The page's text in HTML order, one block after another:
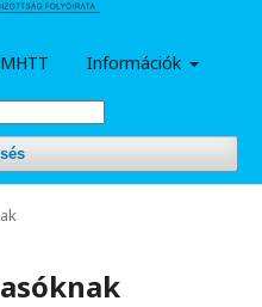
MHTT Információk